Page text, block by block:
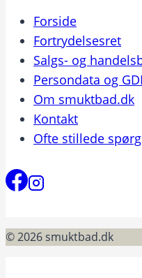
Forside
Fortrydelsesret
Salgs- og
Persondata og
Om smuktbad.dk
Kontakt
Ofte stillede
© 2026 smuktbad.dk